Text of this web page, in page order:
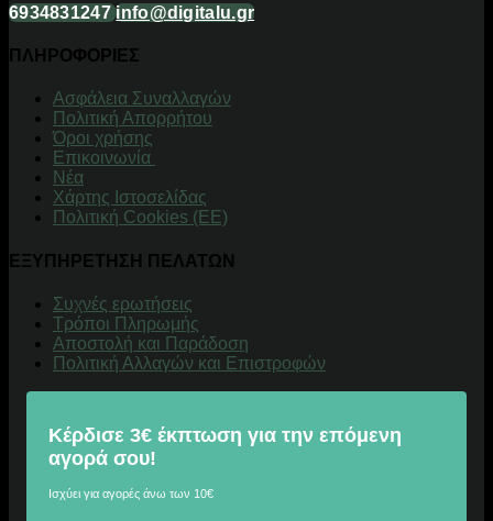
6934831247 info@digitalu.gr
ΠΛΗΡΟΦΟΡΙΕΣ
Aσφάλεια Συναλλαγών
Πολιτική Απορρήτου
Όροι χρήσης
Επικοινωνία
Νέα
Χάρτης Ιστοσελίδας
Πολιτική Cookies (ΕΕ)
ΕΞΥΠΗΡΕΤΗΣΗ ΠΕΛΑΤΩΝ
Συχνές ερωτήσεις
Τρόποι Πληρωμής
Αποστολή και Παράδοση
Πολιτική Αλλαγών και Επιστροφών
Κέρδισε 3€ έκπτωση για την επόμενη
αγορά σου!
Ισχύει για αγορές άνω των 10€